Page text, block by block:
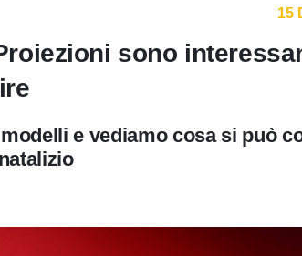
15
sono
e vediamo cosa si può